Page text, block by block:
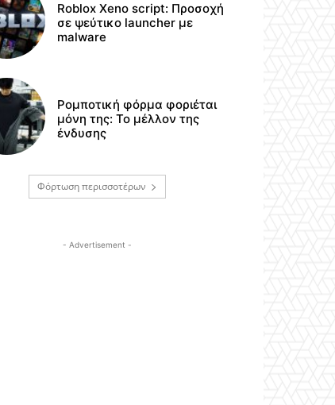
Roblox Xeno script: Προσοχή
σε ψεύτικο launcher με
malware
Ρομποτική φόρμα φοριέται
μόνη της: Το μέλλον της
ένδυσης
Φόρτωση περισσοτέρων
- Advertisement -